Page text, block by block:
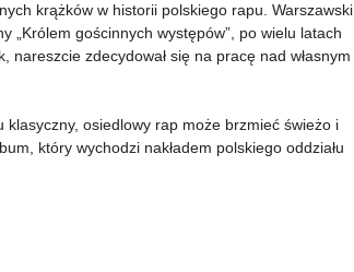
krążków w historii polskiego rapu. Warszawski
„Królem gościnnych występów”, po wielu latach
zdecydował się na pracę nad własnym
osiedlowy rap może brzmieć świeżo i
który wychodzi nakładem polskiego oddziału